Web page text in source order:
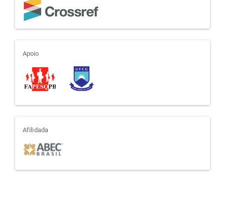
apoio
Apoio
afiliada
Afilidada